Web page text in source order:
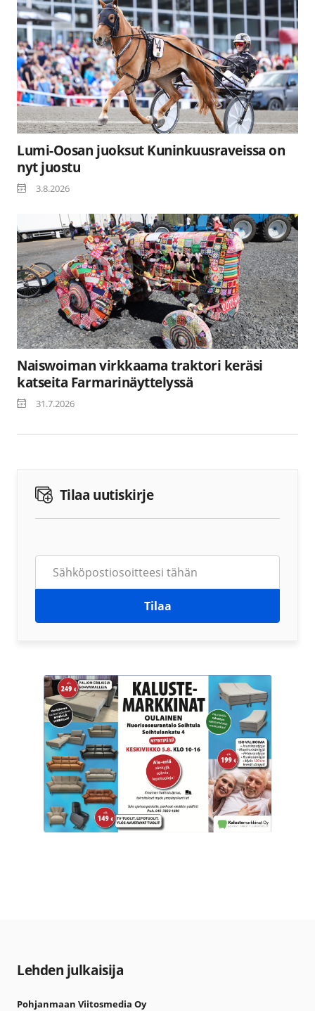
Lumi-Oosan juoksut Kuninkuusraveissa on
nyt juostu
3.8.2026
Naiswoiman virkkaama traktori keräsi
katseita Farmarinäyttelyssä
31.7.2026
Tilaa uutiskirje
Tilaa
Lehden julkaisija
Pohjanmaan Viitosmedia Oy